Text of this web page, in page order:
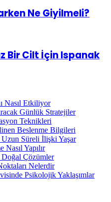
Ne Giyilmeli?
Bir Cilt İçin Ispanak